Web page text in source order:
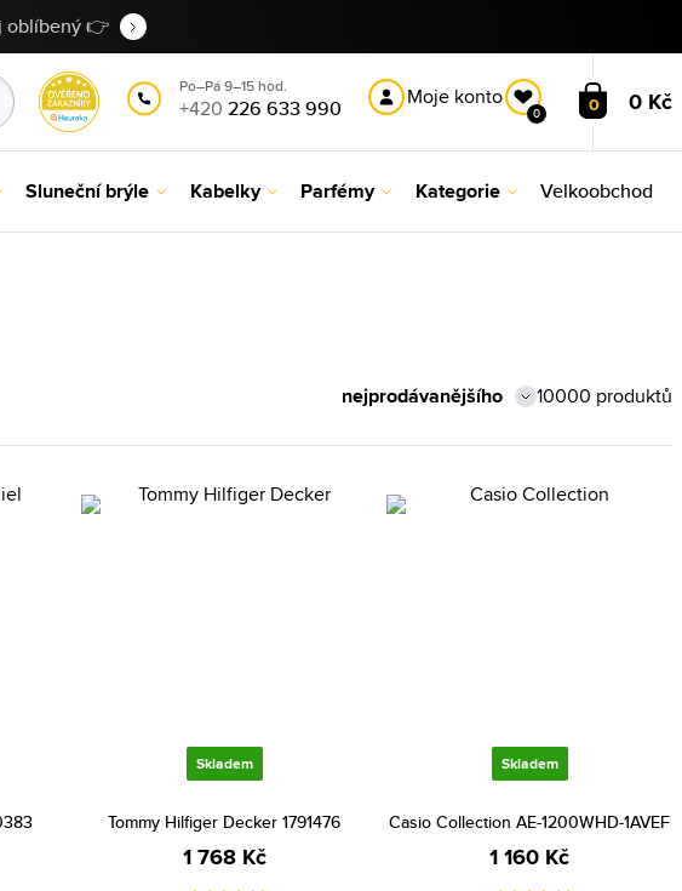
oblíbený 👉
Po–Pá 9–15 hod.
+420 226 633 990 Moje konto
0 0 0 Kč
Sluneční brýle Kabelky Parfémy Kategorie Velkoobchod
10000 produktů
Skladem
Tommy Hilfiger Decker 1791476
1 768 Kč
Skladem
Casio Collection AE-1200WHD-1AVEF
1 160 Kč